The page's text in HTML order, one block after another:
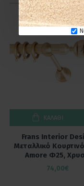
Frans Interior
Μεταλλικό
Amore Φ25,
74,00€
ΚΑΛΆΘΙ